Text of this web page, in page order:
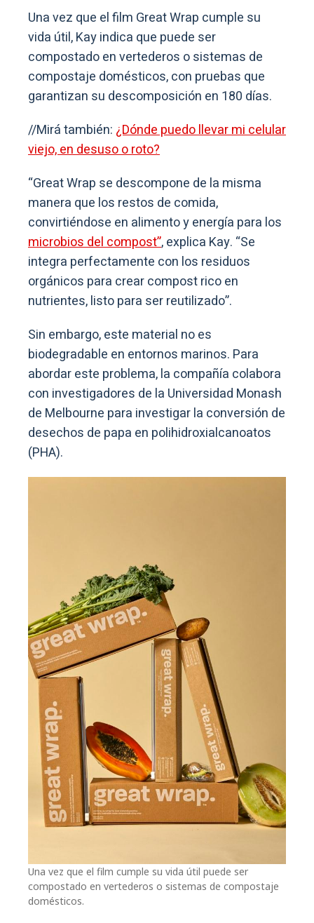
Una vez que el film Great Wrap cumple su
vida útil, Kay indica que puede ser
compostado en vertederos o sistemas de
compostaje domésticos, con pruebas que
garantizan su descomposición en 180 días.
//Mirá también: ¿Dónde puedo llevar mi celular
viejo, en desuso o roto?
“Great Wrap se descompone de la misma
manera que los restos de comida,
convirtiéndose en alimento y energía para los
microbios del compost”, explica Kay. “Se
integra perfectamente con los residuos
orgánicos para crear compost rico en
nutrientes, listo para ser reutilizado”.
Sin embargo, este material no es
biodegradable en entornos marinos. Para
abordar este problema, la compañía colabora
con investigadores de la Universidad Monash
de Melbourne para investigar la conversión de
desechos de papa en polihidroxialcanoatos
(PHA).
Una vez que el film cumple su vida útil puede ser
compostado en vertederos o sistemas de compostaje
domésticos.